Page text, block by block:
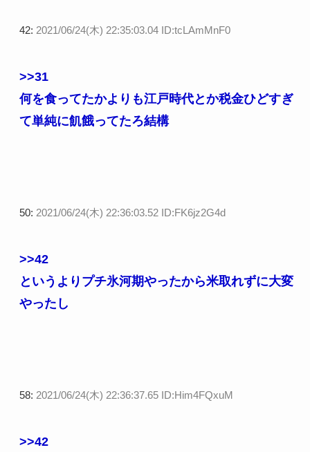
42: 2021/06/24(木) 22:35:03.04 ID:tcLAmMnF0
>>31
何を食ってたかよりも江戸時代とか税金ひどすぎ
て単純に飢餓ってたろ結構
50: 2021/06/24(木) 22:36:03.52 ID:FK6jz2G4d
>>42
というよりプチ氷河期やったから米取れずに大変
やったし
58: 2021/06/24(木) 22:36:37.65 ID:Him4FQxuM
>>42